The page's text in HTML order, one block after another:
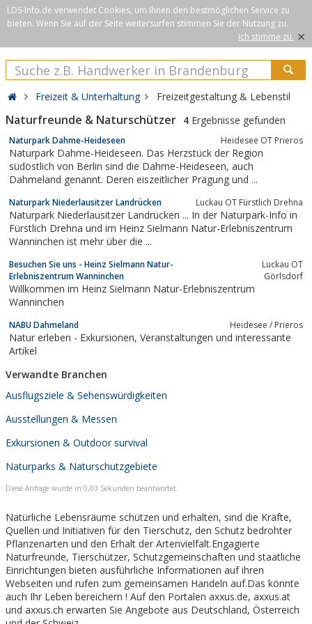
LDS-Info.de verwendet Cookies, um Ihnen den bestmöglichen Service zu
bieten. Wenn Sie auf der Seite weitersurfen stimmen Sie der Nutzung zu.
Ich stimme zu. ×
Freizeit & Unterhaltung Freizeitgestaltung & Lebenstil
Naturfreunde & Naturschützer 4 Ergebnisse gefunden
Naturpark Dahme-Heideseen Heidesee OT Prieros
Naturpark Dahme-Heideseen. Das Herzstück der Region
südöstlich von Berlin sind die Dahme-Heideseen, auch
Dahmeland genannt. Deren eiszeitlicher Prägung und ...
Naturpark Niederlausitzer Landrücken Luckau OT Fürstlich Drehna
Naturpark Niederlausitzer Landrücken ... In der Naturpark-Info in
Fürstlich Drehna und im Heinz Sielmann Natur-Erlebniszentrum
Wanninchen ist mehr über die ...
Besuchen Sie uns - Heinz Sielmann Natur-
Erlebniszentrum Wanninchen
Luckau OT
Görlsdorf
Willkommen im Heinz Sielmann Natur-Erlebniszentrum
Wanninchen
NABU Dahmeland Heidesee / Prieros
Natur erleben - Exkursionen, Veranstaltungen und interessante
Artikel
Verwandte Branchen
Ausflugsziele & Sehenswürdigkeiten
Ausstellungen & Messen
Exkursionen & Outdoor survival
Naturparks & Naturschutzgebiete
Diese Anfrage wurde in 0,03 Sekunden beantwortet.
Natürliche Lebensräume schützen und erhalten, sind die Kräfte,
Quellen und Initiativen für den Tierschutz, den Schutz bedrohter
Pflanzenarten und den Erhalt der Artenvielfalt.Engagierte
Naturfreunde, Tierschützer, Schutzgemeinschaften und staatliche
Einrichtungen bieten ausführliche Informationen auf ihren
Webseiten und rufen zum gemeinsamen Handeln auf.Das könnte
auch Ihr Leben bereichern ! Auf den Portalen axxus.de, axxus.at
und axxus.ch erwarten Sie Angebote aus Deutschland, Österreich